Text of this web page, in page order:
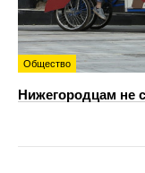
Общество
Нижегородцам не